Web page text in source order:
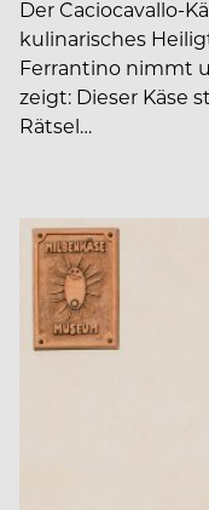
Der Caciocavallo-
kulinarisches
Ferrantino nimmt
zeigt: Dieser Käse
Rätsel…